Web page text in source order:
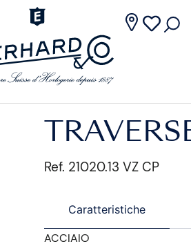
Ref. 21020.13 VZ CP
Caratteristiche
ACCIAIO